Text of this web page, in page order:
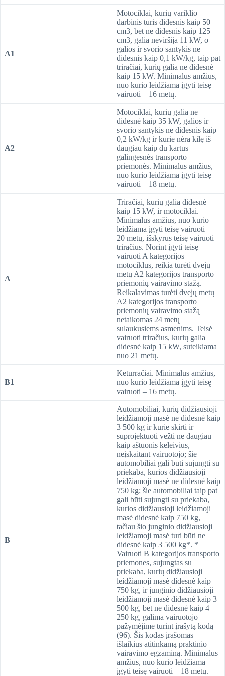
A1
Motociklai, kurių variklio
darbinis tūris didesnis kaip 50
cm3, bet ne didesnis kaip 125
cm3, galia neviršija 11 kW, o
galios ir svorio santykis ne
didesnis kaip 0,1 kW/kg, taip pat
triračiai, kurių galia ne didesnė
kaip 15 kW. Minimalus amžius,
nuo kurio leidžiama įgyti teisę
vairuoti – 16 metų.
A2
Motociklai, kurių galia ne
didesnė kaip 35 kW, galios ir
svorio santykis ne didesnis kaip
0,2 kW/kg ir kurie nėra kilę iš
daugiau kaip du kartus
galingesnės transporto
priemonės. Minimalus amžius,
nuo kurio leidžiama įgyti teisę
vairuoti – 18 metų.
A
Triračiai, kurių galia didesnė
kaip 15 kW, ir motociklai.
Minimalus amžius, nuo kurio
leidžiama įgyti teisę vairuoti –
20 metų, išskyrus teisę vairuoti
triračius. Norint įgyti teisę
vairuoti A kategorijos
motociklus, reikia turėti dvejų
metų A2 kategorijos transporto
priemonių vairavimo stažą.
Reikalavimas turėti dvejų metų
A2 kategorijos transporto
priemonių vairavimo stažą
netaikomas 24 metų
sulaukusiems asmenims. Teisė
vairuoti triračius, kurių galia
didesnė kaip 15 kW, suteikiama
nuo 21 metų.
B1
Keturračiai. Minimalus amžius,
nuo kurio leidžiama įgyti teisę
vairuoti – 16 metų.
B
Automobiliai, kurių didžiausioji
leidžiamoji masė ne didesnė kaip
3 500 kg ir kurie skirti ir
suprojektuoti vežti ne daugiau
kaip aštuonis keleivius,
neįskaitant vairuotojo; šie
automobiliai gali būti sujungti su
priekaba, kurios didžiausioji
leidžiamoji masė ne didesnė kaip
750 kg; šie automobiliai taip pat
gali būti sujungti su priekaba,
kurios didžiausioji leidžiamoji
masė didesnė kaip 750 kg,
tačiau šio junginio didžiausioji
leidžiamoji masė turi būti ne
didesnė kaip 3 500 kg*. *
Vairuoti B kategorijos transporto
priemones, sujungtas su
priekaba, kurių didžiausioji
leidžiamoji masė didesnė kaip
750 kg, ir junginio didžiausioji
leidžiamoji masė didesnė kaip 3
500 kg, bet ne didesnė kaip 4
250 kg, galima vairuotojo
pažymėjime turint įrašytą kodą
(96). Šis kodas įrašomas
išlaikius atitinkamą praktinio
vairavimo egzaminą. Minimalus
amžius, nuo kurio leidžiama
įgyti teisę vairuoti – 18 metų.